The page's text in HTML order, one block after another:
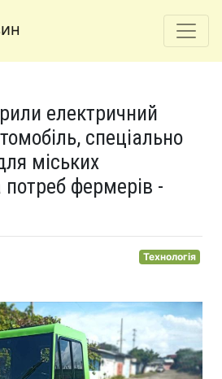
електричний
спеціально
міських
потреб фермерів -
Технологія